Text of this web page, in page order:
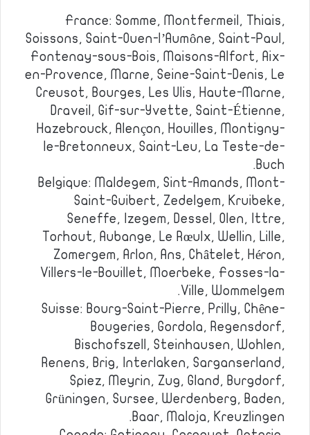
France: Somme, Montfermeil, Thiais,
Soissons, Saint-Ouen-l’Aumône, Saint-Paul,
Fontenay-sous-Bois, Maisons-Alfort, Aix-
en-Provence, Marne, Seine-Saint-Denis, Le
Creusot, Bourges, Les Ulis, Haute-Marne,
Draveil, Gif-sur-Yvette, Saint-Étienne,
Hazebrouck, Alençon, Houilles, Montigny-
le-Bretonneux, Saint-Leu, La Teste-de-
Buch.
Belgique: Maldegem, Sint-Amands, Mont-
Saint-Guibert, Zedelgem, Kruibeke,
Seneffe, Izegem, Dessel, Olen, Ittre,
Torhout, Aubange, Le Rœulx, Wellin, Lille,
Zomergem, Arlon, Ans, Châtelet, Héron,
Villers-le-Bouillet, Moerbeke, Fosses-la-
Ville, Wommelgem.
Suisse: Bourg-Saint-Pierre, Prilly, Chêne-
Bougeries, Gordola, Regensdorf,
Bischofszell, Steinhausen, Wohlen,
Renens, Brig, Interlaken, Sarganserland,
Spiez, Meyrin, Zug, Gland, Burgdorf,
Grüningen, Sursee, Werdenberg, Baden,
Baar, Maloja, Kreuzlingen.